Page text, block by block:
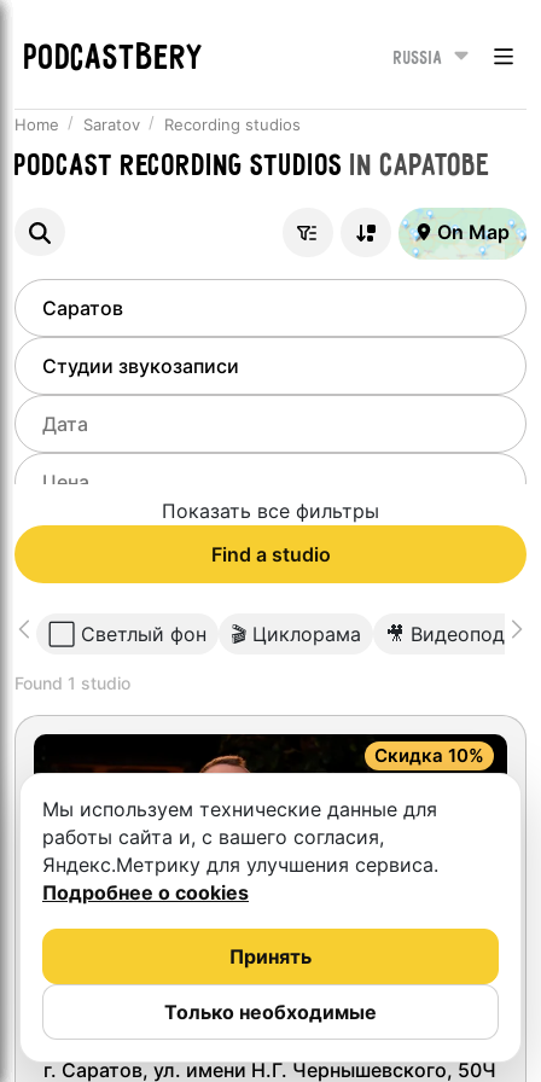
PODCASTBERY Russia
Home Saratov Recording studios
Podcast recording studios inСаратове
On Map
Показать все фильтры
Find a studio
⬜️ Светлый фон 🎬 Циклорама 🎥
Found 1 studio
Скидка 10%
Красный кролик 4.5
г. Саратов, ул. имени Н.Г. Чернышевского, 50Ч
Мы используем технические данные для
работы сайта и, с вашего согласия,
Яндекс.Метрику для улучшения сервиса.
Подробнее о cookies
Только необходимые
Принять